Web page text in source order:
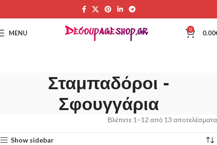
MENU 0 0.00
Σταμπαδόροι -
Σφουγγάρια
Βλέπετε 1–12 από 13 αποτελέσματα
Show sidebar